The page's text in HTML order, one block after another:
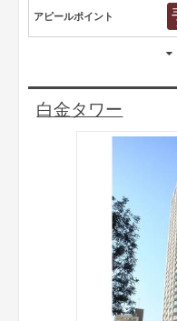
アピールポイント
白金タワー